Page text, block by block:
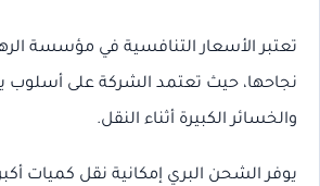
تعتبر الأسعار التنافسية في مؤسسة
نجاحها، حيث تعتمد الشركة على أسلوب
والخسائر الكبيرة أثناء النقل.
يوفر الشحن البري إمكانية نقل كميات